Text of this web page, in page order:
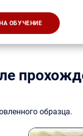
ОБУЧЕНИЕ
образца.